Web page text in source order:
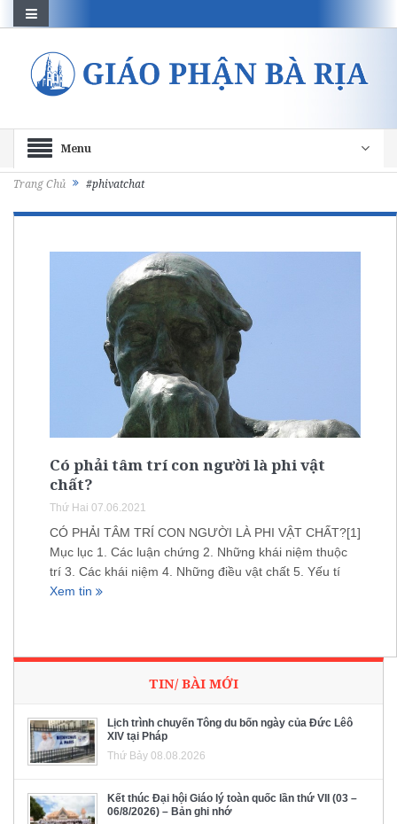
Menu
Trang Chủ #phivatchat
Có phải tâm trí con người là phi vật
chất?
Thứ Hai 07.06.2021
CÓ PHẢI TÂM TRÍ CON NGƯỜI LÀ PHI VẬT CHẤT?[1]
Mục lục 1. Các luận chứng 2. Những khái niệm thuộc
trí 3. Các khái niệm 4. Những điều vật chất 5. Yếu tí
Xem tin
TIN/ BÀI MỚI
Lịch trình chuyến Tông du bốn ngày của Đức Lêô
XIV tại Pháp
Thứ Bảy 08.08.2026
Kết thúc Đại hội Giáo lý toàn quốc lần thứ VII (03 –
06/8/2026) – Bản ghi nhớ